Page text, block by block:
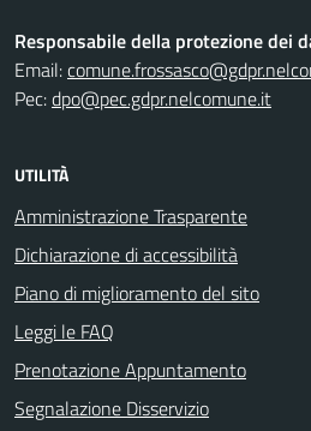
Responsabile della protezione dei
Email:
Pec:dpo@pec.gdpr.nelcomune.it
UTILITÀ
Amministrazione Trasparente
Dichiarazione di accessibilità
Piano di miglioramento del sito
Leggi le FAQ
Prenotazione Appuntamento
Segnalazione Disservizio